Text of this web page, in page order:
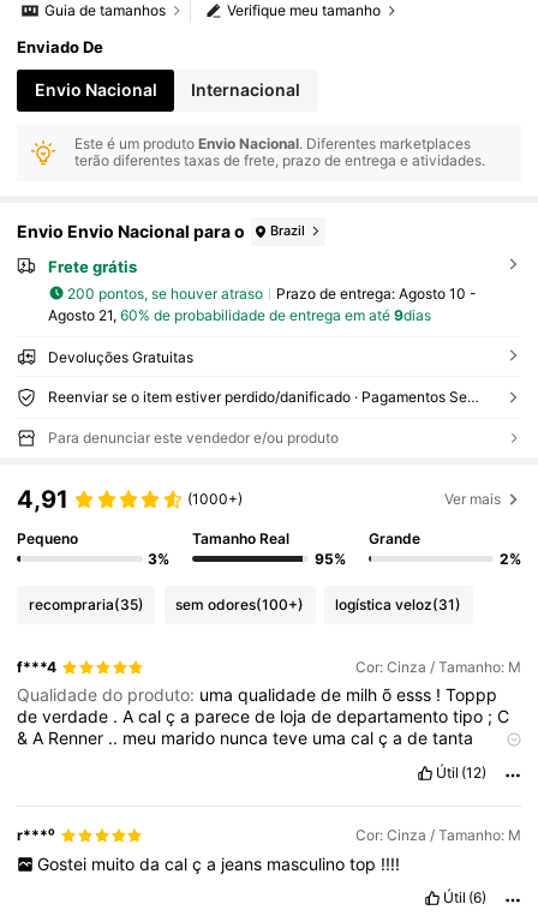
Verifique meu tamanho
Guia de tamanhos
Enviado De
Envio Nacional Internacional
Este é um produtoEnvio Nacional. Diferentes marketplaces
terão diferentes taxas de frete, prazo de entrega e atividades.
Envio Envio Nacional para o Brazil
Frete grátis
200 pontos, se houver atraso Prazo de entrega: Agosto 10 -
Agosto 21, 60% de probabilidade de entrega em até 9dias
Devoluções Gratuitas
Reenviar se o item estiver perdido/danificado · Pagamentos Seguros · Proteção de privacidade
Para denunciar este vendedor e/ou produto
4,91 (1000+) Ver mais
Pequeno
3%
Tamanho Real
95%
Grande
2%
recompraria(35) sem odores(100+) logística veloz(31)
f***4 Cor: Cinza / Tamanho: M
Qualidade do produto: umaqualidadede milhõesss !Toppp
deverdade .Acalça parecede lojadedepartamentotipo ;C
&A Renner .. meu marido nuncateve umacalçadetanta
CURTAMMM
Útil (12)
r***⁰ Cor: Cinza / Tamanho: M
Gostei muito da cal ç a jeans masculino top !!!!
Útil (6)